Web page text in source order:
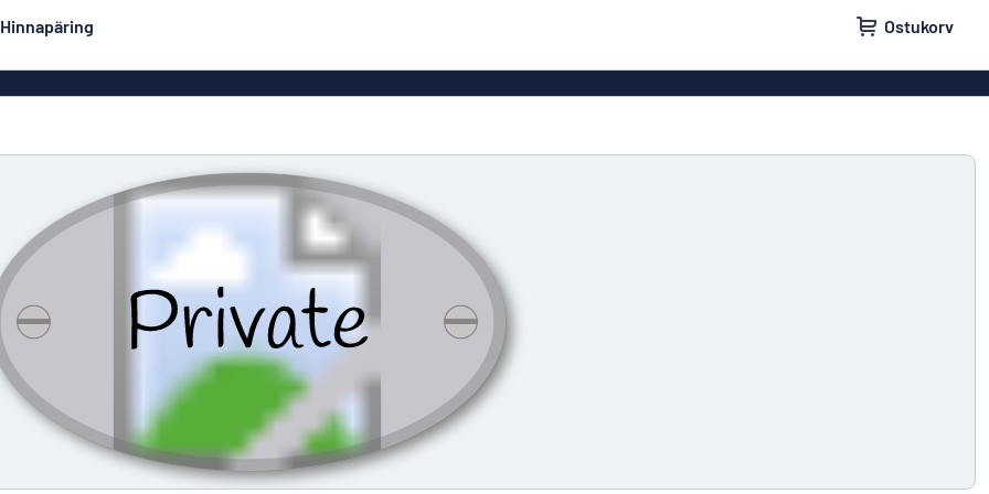
Hinnapäring Ostukorv
Eco Board
Roostevabad sildid
Emailsiltidesarnased
alumiiniumsildid
Graveeritud sildid
Rullplakatid
Dekaalid Uksesildid
Majasildid
Ärisildid